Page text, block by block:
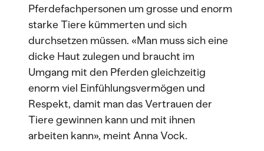
Pferdefachpersonen um grosse und enorm
starke Tiere kümmerten und sich
durchsetzen müssen. «Man muss sich eine
dicke Haut zulegen und braucht im
Umgang mit den Pferden gleichzeitig
enorm viel Einfühlungsvermögen und
Respekt, damit man das Vertrauen der
Tiere gewinnen kann und mit ihnen
arbeiten kann», meint Anna Vock.